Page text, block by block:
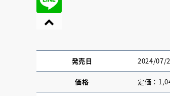
発売日 2024/07/
価格 定価：